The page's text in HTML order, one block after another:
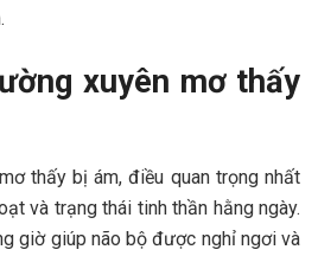
xuyên mơ thấy
thấy bị ám, điều quan trọng nhất
và trạng thái tinh thần hằng ngày.
giờ giúp não bộ được nghỉ ngơi và